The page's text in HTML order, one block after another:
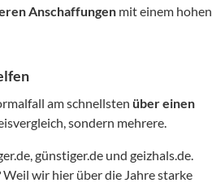
Anschaffungen mit einem hohen
am schnellsten über einen
sondern mehrere.
günstiger.de und geizhals.de.
wir hier über die Jahre starke